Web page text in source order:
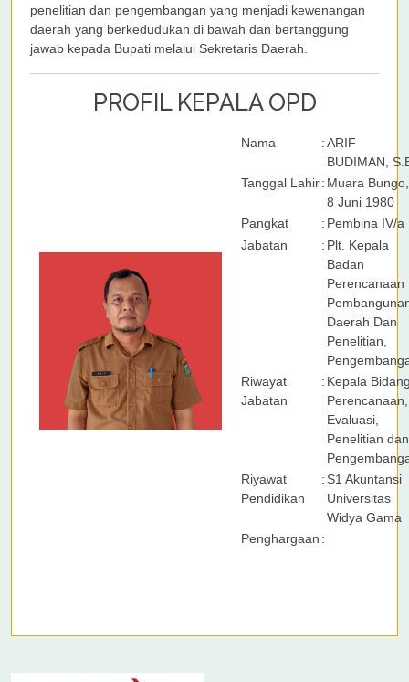
penelitian dan pengembangan yang menjadi kewenangan
daerah yang berkedudukan di bawah dan bertanggung
jawab kepada Bupati melalui Sekretaris Daerah.
PROFIL KEPALA OPD
Nama :ARIF
BUDIMAN,
Tanggal Lahir: Muara Bungo,
8 Juni 1980
Pangkat
: Pembina IV/a
Jabatan
: Plt. Kepala
Badan
Perencanaan
Daerah Dan
Penelitian,
Riwayat
Jabatan
: Kepala
Perencanaan,
Evaluasi,
Penelitian dan
Riyawat
Pendidikan
: S1 Akuntansi
Universitas
Widya Gama
Penghargaan :